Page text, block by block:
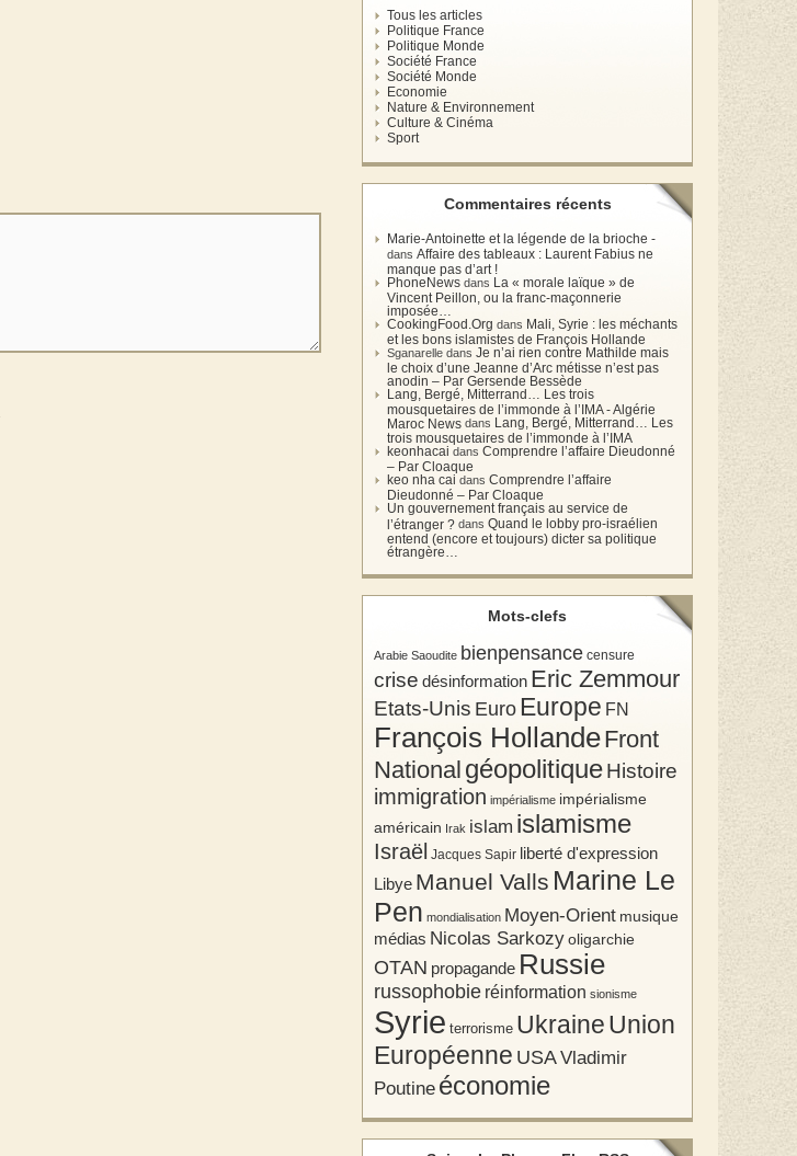
Tous les articles
Politique France
Politique Monde
Société France
Société Monde
Economie
Nature & Environnement
Culture & Cinéma
Sport
Commentaires récents
Marie-Antoinette et la légende de la brioche -
dans Affaire des tableaux : Laurent Fabius ne
manque pas d’art !
PhoneNews dans La « morale laïque » de
Vincent Peillon, ou la franc-maçonnerie
imposée…
CookingFood.Org dans Mali, Syrie : les méchants
et les bons islamistes de François Hollande
Sganarelle dans Je n’ai rien contre Mathilde mais
le choix d’une Jeanne d’Arc métisse n’est pas
anodin – Par Gersende Bessède
Lang, Bergé, Mitterrand… Les trois
mousquetaires de l’immonde à l’IMA - Algérie
Maroc News dans Lang, Bergé, Mitterrand… Les
trois mousquetaires de l’immonde à l’IMA
keonhacai dans Comprendre l’affaire Dieudonné
– Par Cloaque
keo nha cai dans Comprendre l’affaire
Dieudonné – Par Cloaque
Un gouvernement français au service de
l’étranger ? dans Quand le lobby pro-israélien
entend (encore et toujours) dicter sa politique
étrangère…
Mots-clefs
Arabie Saoudite bienpensance censure
crise désinformation Eric Zemmour
Etats-Unis Euro Europe FN
François HollandeFront
National géopolitiqueHistoire
immigration impérialisme impérialisme
américain Irak islam islamisme
Israël Jacques Sapir liberté d'expression
Libye Manuel Valls Marine Le
Pen mondialisation Moyen-Orient musique
médias Nicolas Sarkozyoligarchie
OTAN propagande Russie
russophobie réinformation sionisme
Syrie terrorisme Ukraine Union
Européenne USAVladimir
Poutine économie